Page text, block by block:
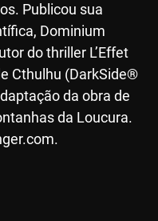
Publicou sua
Dominium
do thriller L’Effet
Cthulhu (DarkSide®
da obra de
da Loucura.